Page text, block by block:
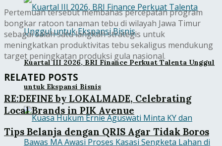
Kuartal III 2026, BRI Finance Perkuat Talenta Unggul
untuk Ekspansi Bisnis
Pertemuan tersebut membahas percepatan program
bongkar ratoon tanaman tebu di wilayah Jawa Timur
sebagai salah satu langkah strategis untuk
meningkatkan produktivitas tebu sekaligus mendukung
target peningkatan produksi gula nasional.
RELATED POSTS
RE:DEFINE by LOKALMADE, Celebrating
Local Brands in PIK Avenue
Tips Belanja dengan QRIS Agar Tidak Boros